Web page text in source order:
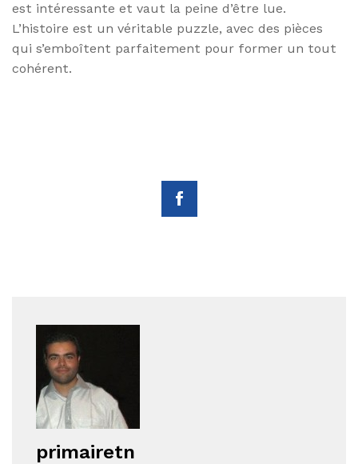
est intéressante et vaut la peine d’être lue.
L’histoire est un véritable puzzle, avec des pièces
qui s’emboîtent parfaitement pour former un tout
cohérent.
primairetn